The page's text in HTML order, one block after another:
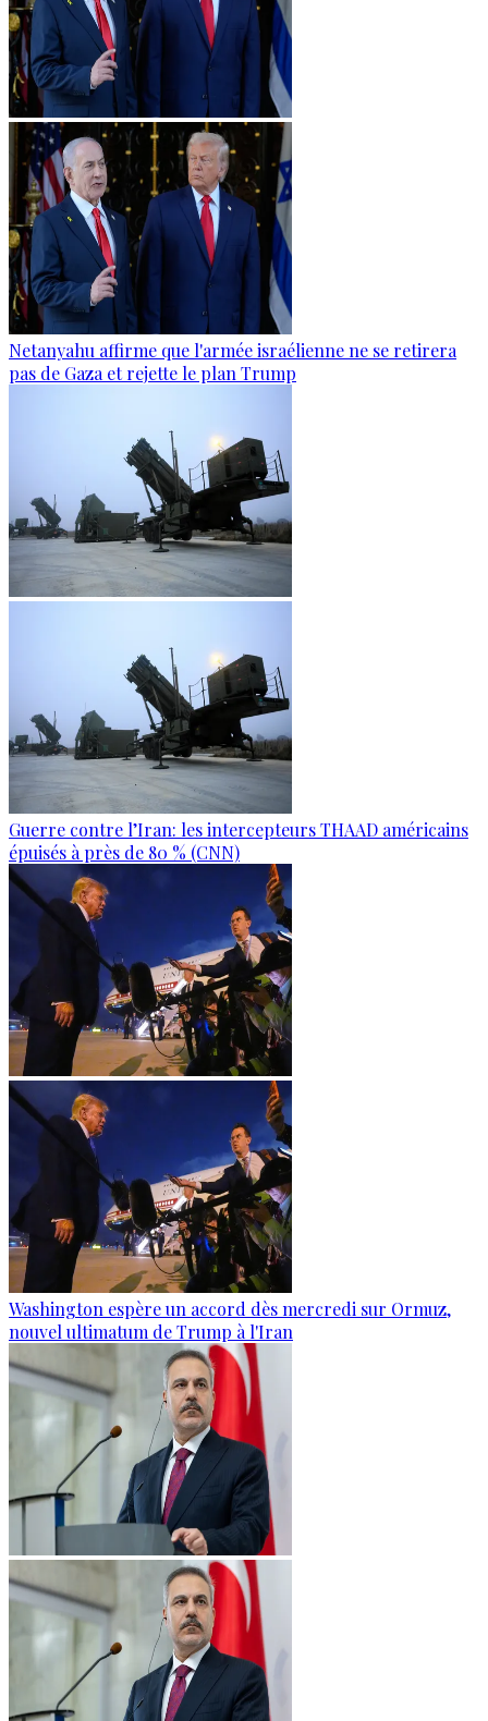
Netanyahu affirme que l'armée israélienne ne se retirera
pas de Gaza et rejette le plan Trump
Guerre contre l’Iran: les intercepteurs THAAD américains
épuisés à près de 80 % (CNN)
Washington espère un accord dès mercredi sur Ormuz,
nouvel ultimatum de Trump à l'Iran